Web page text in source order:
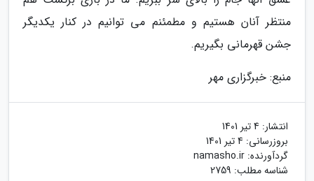
منتظر آنان هستیم و مطمئنم می توانیم در کنار یکدیگر
جشن قهرمانی بگیریم.
منبع: خبرگزاری مهر
انتشار: 4 تیر 1401
بروزرسانی: 4 تیر 1401
گردآورنده: namasho.ir
شناسه مطلب: 2759